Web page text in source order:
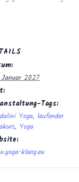
2027
Tags:
Yoga, laufender
, Yoga
klang.eu